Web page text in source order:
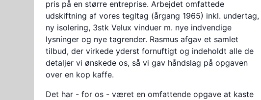
pris på en større entreprise. Arbejdet omfattede
udskiftning af vores tegltag (årgang 1965) inkl. undertag,
ny isolering, 3stk Velux vinduer m. nye indvendige
lysninger og nye tagrender. Rasmus afgav et samlet
tilbud, der virkede yderst fornuftigt og indeholdt alle de
detaljer vi ønskede os, så vi gav håndslag på opgaven
over en kop kaffe.
Det har - for os - været en omfattende opgave at kaste